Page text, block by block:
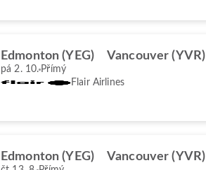
Edmonton (YEG) Vancouver (YVR)
pá 2. 10. Přímý
Flair Airlines
Edmonton (YEG) Vancouver (YVR)